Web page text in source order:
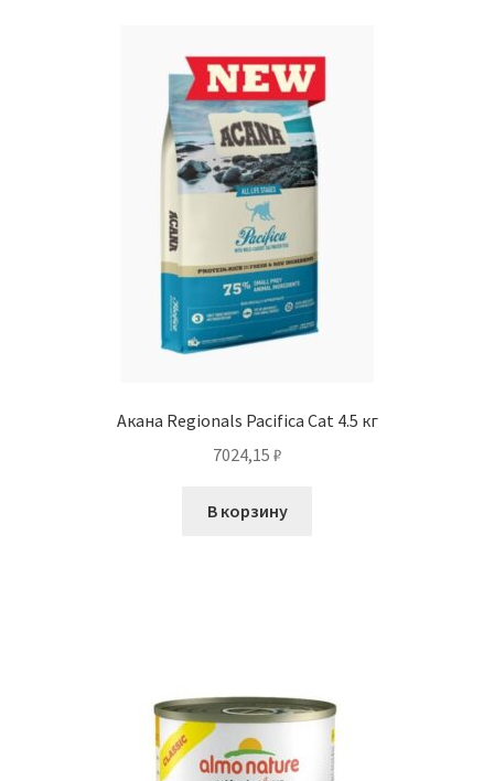
Акана Regionals Pacifica Cat 4.5 кг
7024,15 ₽
В корзину